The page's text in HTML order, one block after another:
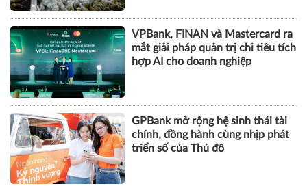
VPBank, FINAN và Mastercard ra
mắt giải pháp quản trị chi tiêu tích
hợp AI cho doanh nghiệp
GPBank mở rộng hệ sinh thái tài
chính, đồng hành cùng nhịp phát
triển số của Thủ đô